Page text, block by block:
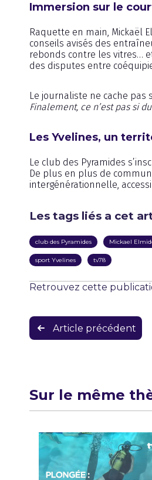
Immersion sur le
Raquette en main, Mickaël
conseils avisés des
rebonds contre les vitres…
des disputes entre
Le journaliste ne cache
Finalement, ce n’est pas si
Les Yvelines, un
Le club des Pyramides
De plus en plus de
intergénérationnelle,
Les tags liés a cet
club des Pyramides Mickael
sport Yvelines tv78
Retrouvez cette
Navigation
de
Article précédent
Sur le même